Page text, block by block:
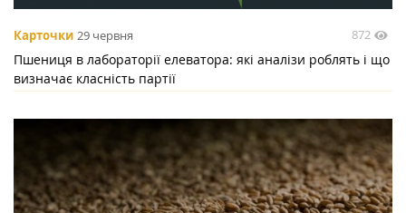
Карточки 29 червня 872
Пшениця в лабораторії елеватора: які аналізи роблять і що
визначає класність партії